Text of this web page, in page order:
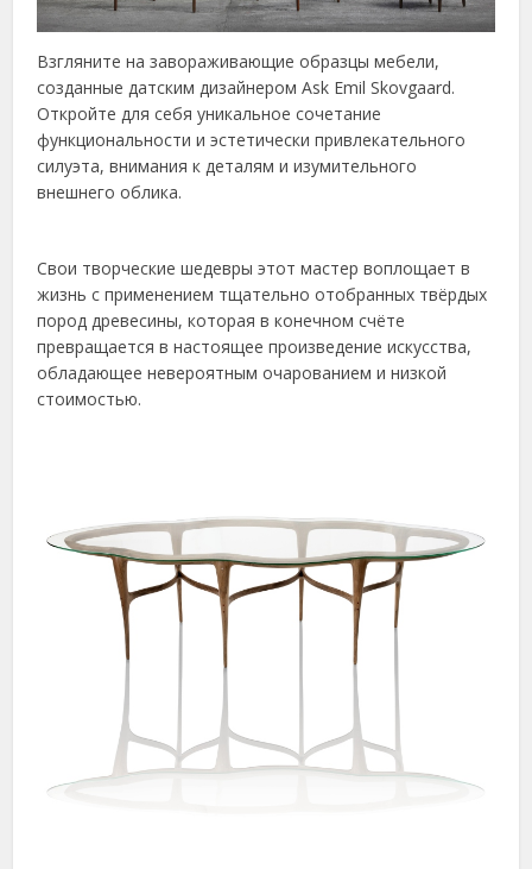
Взгляните на завораживающие образцы мебели,
созданные датским дизайнером Ask Emil Skovgaard.
Откройте для себя уникальное сочетание
функциональности и эстетически привлекательного
силуэта, внимания к деталям и изумительного
внешнего облика.
Свои творческие шедевры этот мастер воплощает в
жизнь с применением тщательно отобранных твёрдых
пород древесины, которая в конечном счёте
превращается в настоящее произведение искусства,
обладающее невероятным очарованием и низкой
стоимостью.